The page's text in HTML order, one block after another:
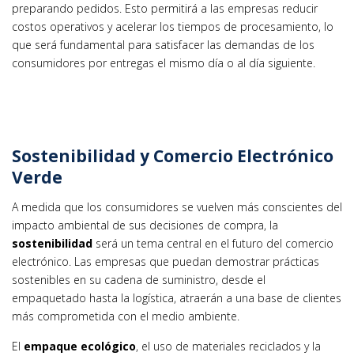
preparando pedidos. Esto permitirá a las empresas reducir
costos operativos y acelerar los tiempos de procesamiento, lo
que será fundamental para satisfacer las demandas de los
consumidores por entregas el mismo día o al día siguiente.
Sostenibilidad y Comercio Electrónico
Verde
A medida que los consumidores se vuelven más conscientes del
impacto ambiental de sus decisiones de compra, la
sostenibilidad será un tema central en el futuro del comercio
electrónico. Las empresas que puedan demostrar prácticas
sostenibles en su cadena de suministro, desde el
empaquetado hasta la logística, atraerán a una base de clientes
más comprometida con el medio ambiente.
El empaque ecológico, el uso de materiales reciclados y la